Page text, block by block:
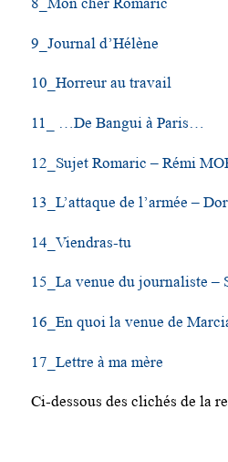
9_Journal d’Hélène
10_Horreur au travail
11_ …De Bangui à Paris…
12_Sujet Romaric – Rémi
13_L’attaque de l’armée –
14_Viendras-tu
15_La venue du journaliste –
16_En quoi la venue de
17_Lettre à ma mère
Ci-dessous des clichés de la